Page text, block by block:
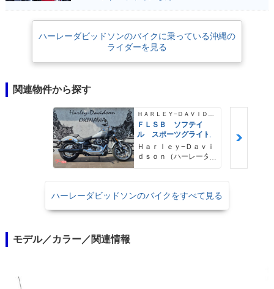
ハーレーダビッドソンのバイクに乗っている沖縄の
ライダーを見る
関連物件から探す
ＦＬＳＢ ソフテイ
ル スポーツグライド
Ｈａｒｌｅｙ−Ｄａｖｉ
ｄｓｏｎ（ハーレーダ
ハーレーダビッドソンのバイクをすべて見る
モデル／カラー／関連情報